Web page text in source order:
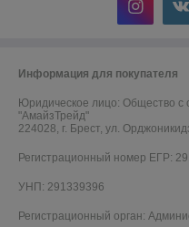
Информация для покупателя
Юридическое лицо: Общество с
"АмайзТрейд"
224028, г. Брест, ул.
Регистрационный номер ЕГР:
УНП: 291339396
Регистрационный орган: